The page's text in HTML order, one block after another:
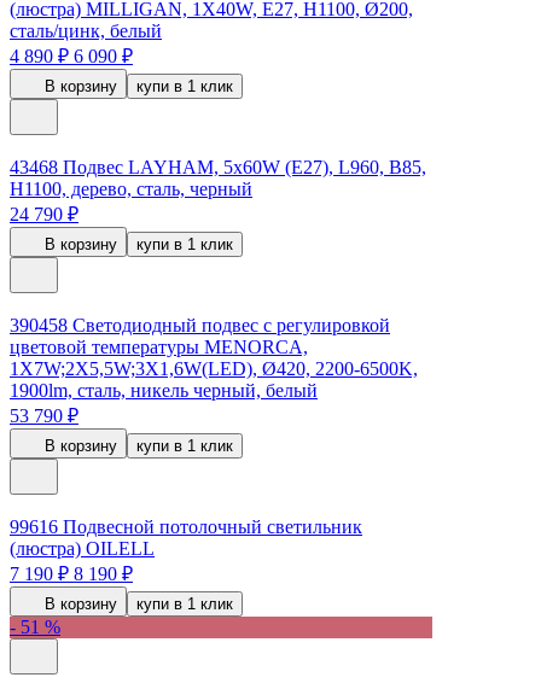
(люстра) MILLIGAN, 1Х40W, E27, H1100, Ø200,
сталь/цинк, белый
4 890 ₽ 6 090 ₽
В корзину купи в 1 клик
43468 Подвес LAYHAM, 5х60W (E27), L960, B85,
H1100, дерево, сталь, черный
24 790 ₽
В корзину купи в 1 клик
390458 Светодиодный подвес с регулировкой
цветовой температуры MENORCA,
1X7W;2X5,5W;3X1,6W(LED), Ø420, 2200-6500K,
1900lm, сталь, никель черный, белый
53 790 ₽
В корзину купи в 1 клик
99616 Подвесной потолочный светильник
(люстра) OILELL
7 190 ₽ 8 190 ₽
В корзину купи в 1 клик
- 51 %